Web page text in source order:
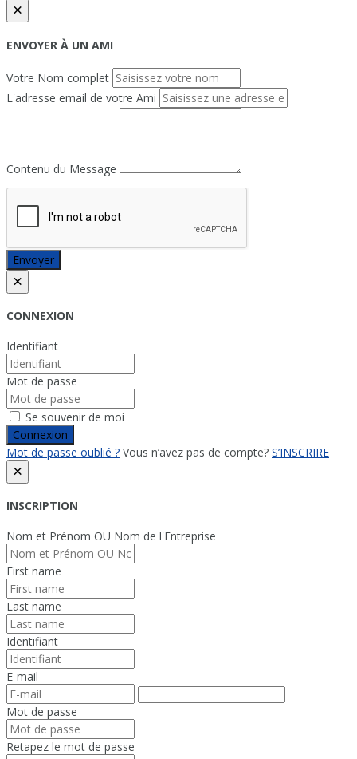
×
ENVOYER À UN AMI
Votre Nom complet
L'adresse email de votre Ami
Contenu du Message
Envoyer
×
CONNEXION
Identifiant
Mot de passe
Se souvenir de moi
Connexion
Mot de passe oublié ? Vous n’avez pas de compte? S’INSCRIRE
×
INSCRIPTION
Nom et Prénom OU Nom de l'Entreprise
First name
Last name
Identifiant
E-mail
Mot de passe
Retapez le mot de passe